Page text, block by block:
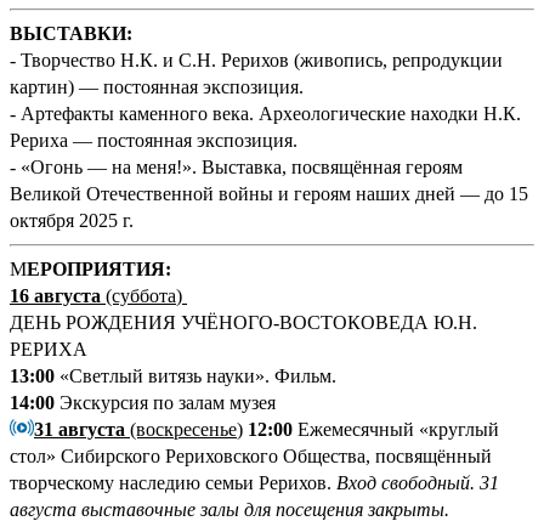
ВЫСТАВКИ:
- Творчество Н.К. и С.Н. Рерихов (живопись, репродукции
картин) — постоянная экспозиция.
- Артефакты каменного века. Археологические находки Н.К.
Рериха — постоянная экспозиция.
- «Огонь — на меня!». Выставка, посвящённая героям
Великой Отечественной войны и героям наших дней — до 15
октября 2025 г.
МЕРОПРИЯТИЯ:
16 августа (суббота)
ДЕНЬ РОЖДЕНИЯ УЧЁНОГО-ВОСТОКОВЕДА Ю.Н.
РЕРИХА
13:00 «Светлый витязь науки». Фильм.
14:00 Экскурсия по залам музея
31 августа (воскресенье) 12:00 Ежемесячный «круглый
стол» Сибирского Рериховского Общества, посвящённый
творческому наследию семьи Рерихов. Вход свободный. 31
августа выставочные залы для посещения закрыты.